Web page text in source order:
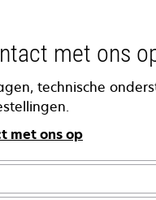
met ons
technische
met ons op